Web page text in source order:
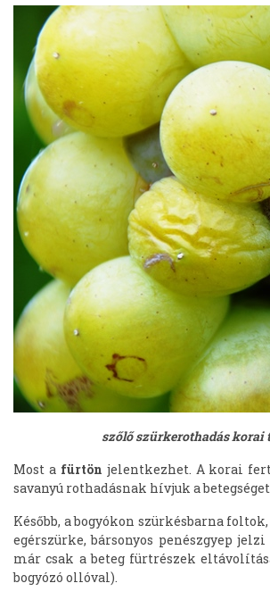
szőlő szürkerothadás korai
Most a fürtön jelentkezhet. A korai
savanyú rothadásnak hívjuk a betegséget.
Később, a bogyókon szürkésbarna
egérszürke, bársonyos penészgyep
már csak a beteg fürtrészek
bogyózó ollóval).